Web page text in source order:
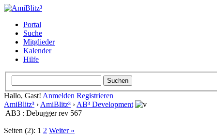
Portal
Suche
Mitglieder
Kalender
Hilfe
Hallo, Gast! Anmelden Registrieren
AmiBlitz³ › AmiBlitz³ › AB³ Development
AB3 : Debugger rev 567
Seiten (2): 1 2 Weiter »